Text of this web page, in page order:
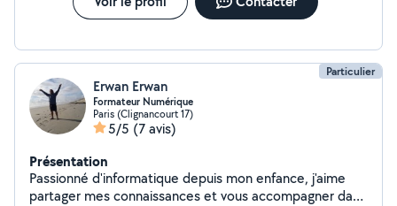
Particulier
Erwan Erwan
Formateur Numérique
Paris (Clignancourt 17)
5/5 (7 avis)
Présentation
Passionné d'informatique depuis mon enfance, j'aime
partager mes connaissances et vous accompagner dans